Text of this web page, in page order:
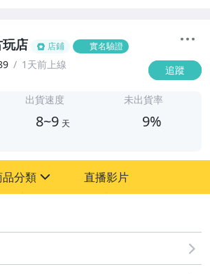
店 店鋪 實名驗證
1天前上線 追蹤
出貨速度
8~9 天
未出貨率
9%
品分類 直播影片